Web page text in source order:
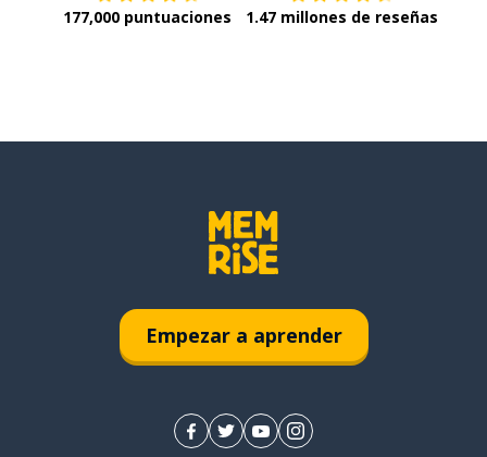
177,000 puntuaciones 1.47 millones de reseñas
Empezar a aprender